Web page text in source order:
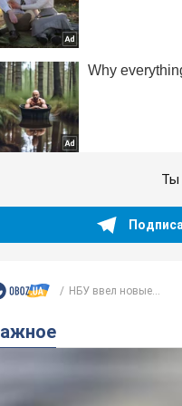
Ты
НБУ ввел новые...
Важное